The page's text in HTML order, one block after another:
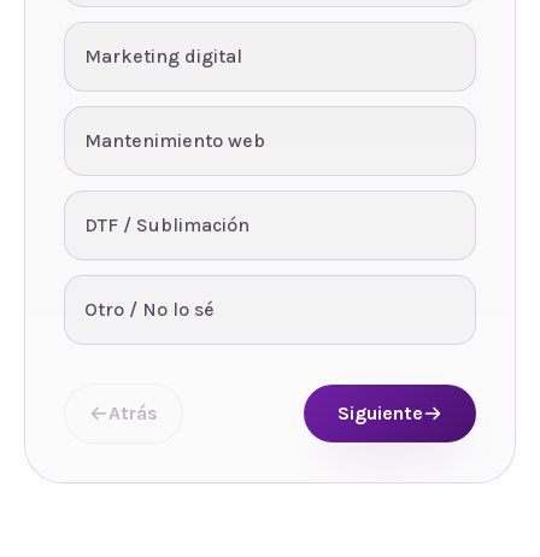
Marketing digital
Mantenimiento web
DTF / Sublimación
Otro / No lo sé
Atrás Siguiente